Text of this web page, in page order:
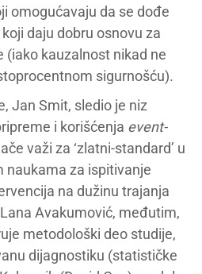
omogućavaju da se dođe
daju dobru osnovu za
(iako kauzalnost nikad ne
sigurnošću).
Jan Smit, sledio je niz
i korišćenja event-
važi za ‘zlatni-standard’ u
naukama za ispitivanje
na dužinu trajanja
Avakumović, međutim,
metodološki deo studije,
dijagnostiku (statističke